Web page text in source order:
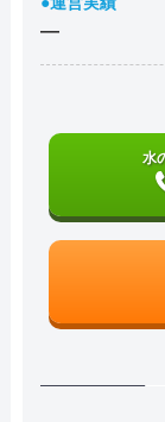
―
水